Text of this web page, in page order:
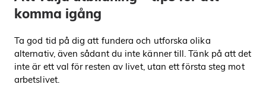
komma igång
Ta god tid på dig att fundera och utforska olika
alternativ, även sådant du inte känner till. Tänk på att det
inte är ett val för resten av livet, utan ett första steg mot
arbetslivet.